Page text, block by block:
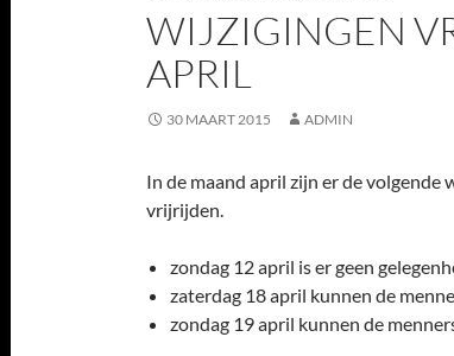
WIJZIGINGEN
APRIL
30 MAART 2015 ADMIN
In de maand april zijn er de
vrijrijden.
zondag 12 april is er geen
zaterdag 18 april kunnen de
zondag 19 april kunnen de